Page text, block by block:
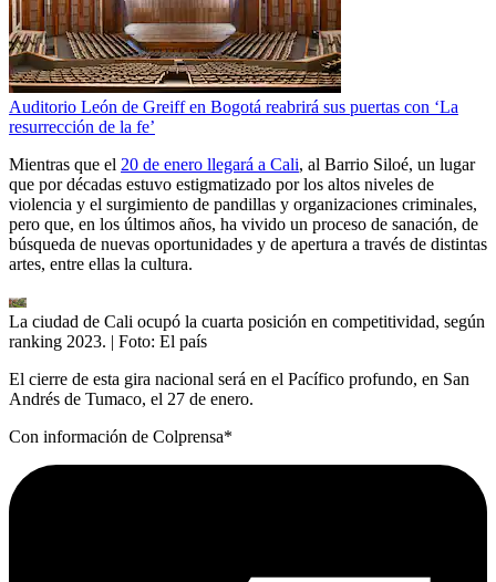
Auditorio León de Greiff en Bogotá reabrirá sus puertas con ‘La
resurrección de la fe’
Mientras que el 20 de enero llegará a Cali, al Barrio Siloé, un lugar
que por décadas estuvo estigmatizado por los altos niveles de
violencia y el surgimiento de pandillas y organizaciones criminales,
pero que, en los últimos años, ha vivido un proceso de sanación, de
búsqueda de nuevas oportunidades y de apertura a través de distintas
artes, entre ellas la cultura.
La ciudad de Cali ocupó la cuarta posición en competitividad, según
ranking 2023. | Foto: El país
El cierre de esta gira nacional será en el Pacífico profundo, en San
Andrés de Tumaco, el 27 de enero.
Con información de Colprensa*